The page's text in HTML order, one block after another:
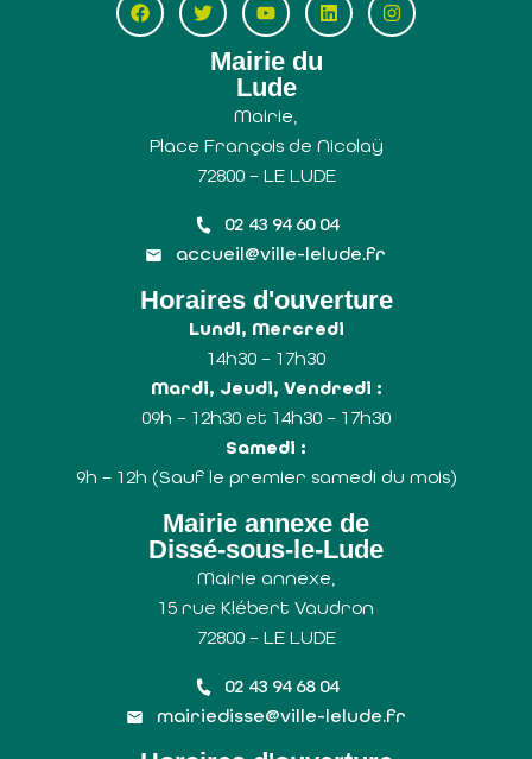
Mairie du
Lude
Mairie,
Place François de Nicolaÿ
72800 – LE LUDE
02 43 94 60 04
accueil@ville-lelude.fr
Horaires d'ouverture
Lundi, Mercredi
14h30 – 17h30
Mardi, Jeudi, Vendredi :
09h – 12h30 et 14h30 – 17h30
Samedi :
9h – 12h (Sauf le premier samedi du mois)
Mairie annexe de
Dissé-sous-le-Lude
Mairie annexe,
15 rue Klébert Vaudron
72800 – LE LUDE
02 43 94 68 04
mairiedisse@ville-lelude.fr